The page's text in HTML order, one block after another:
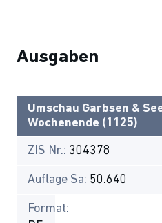
Ausgaben
Umschau Garbsen &
Wochenende (1125)
ZIS Nr.: 304378
Auflage Sa: 50.640
Format: